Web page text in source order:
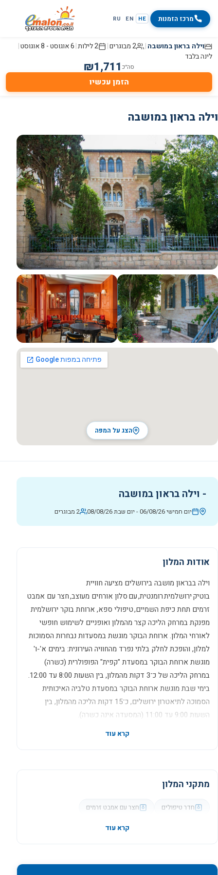
מרכז הזמנות HE
EN
RU
וילה בראון במושבה| 2 מבוגרים | 2 לילות |6 אוגוסט - 8 אוגוסט
|
לינה בלבד
סה״כ ₪1,711
הזמן עכשיו
וילה בראון במושבה
כל התמונות
הצג על המפה
- וילה בראון במושבה
יום חמישי 06/08/26 - יום שבת 08/08/26 2 מבוגרים
אודות המלון
וילה בבראון מושבה בירושלים מציעה חוויית
בוטיק ירושלמית רומנטית, עם סלון אורחים מעוצב, חצר עם אמבט
זרמים תחת כיפת השמיים, טיפולי ספא, ארוחת בוקר ירושלמית
מפנקת במרחק הליכה קצר מהמלון ואופניים לשימוש חופשי
לאורחי המלון. ארוחת הבוקר מוגשת במסעדות נבחרות הסמוכות
למלון, והופכת לחלק בלתי נפרד מהחוויה העירונית: בימים א'-ו'
מוגשת ארוחת הבוקר במסעדת "קפית" הפופולרית (כשרה)
במרחק הליכה של כ־3 דקות מהמלון, בין השעות 8:00 עד 12:00.
בימי שבת מוגשת ארוחת הבוקר במסעדת טלביה האיכותית
הסמוכה לתיאטרון ירושלים, כ־15 דקות הליכה מהמלון, בין
השעות 9:00 עד 11:00 (המסעדה אינה כשרה).
קרא עוד
מתקני המלון
חדר טיפולים חצר עם אמבט זרמים
קרא עוד